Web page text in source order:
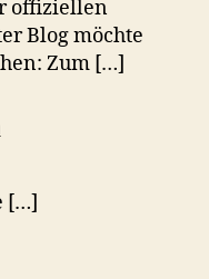
offiziellen
Blog möchte
Zum […]
sagt:
[…]